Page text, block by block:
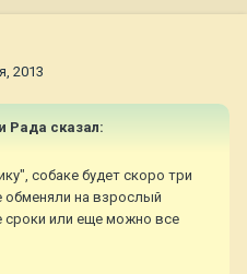
2013
Рада сказал:
собаке будет скоро три
обменяли на взрослый
сроки или еще можно все